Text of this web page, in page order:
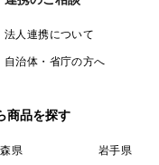
法人連携について
自治体・省庁の方へ
商品を探す
県 岩手県